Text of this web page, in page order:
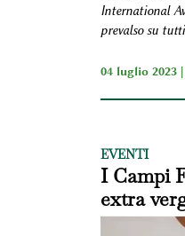
International
prevalso su
04 luglio 2023 |
EVENTI
I Campi
extra